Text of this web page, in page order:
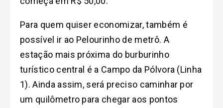
Para quem quiser economizar, também é
possível ir ao Pelourinho de metrô. A
estação mais próxima do burburinho
turístico central é a Campo da Pólvora (Linha
1). Ainda assim, será preciso caminhar por
um quilômetro para chegar aos pontos